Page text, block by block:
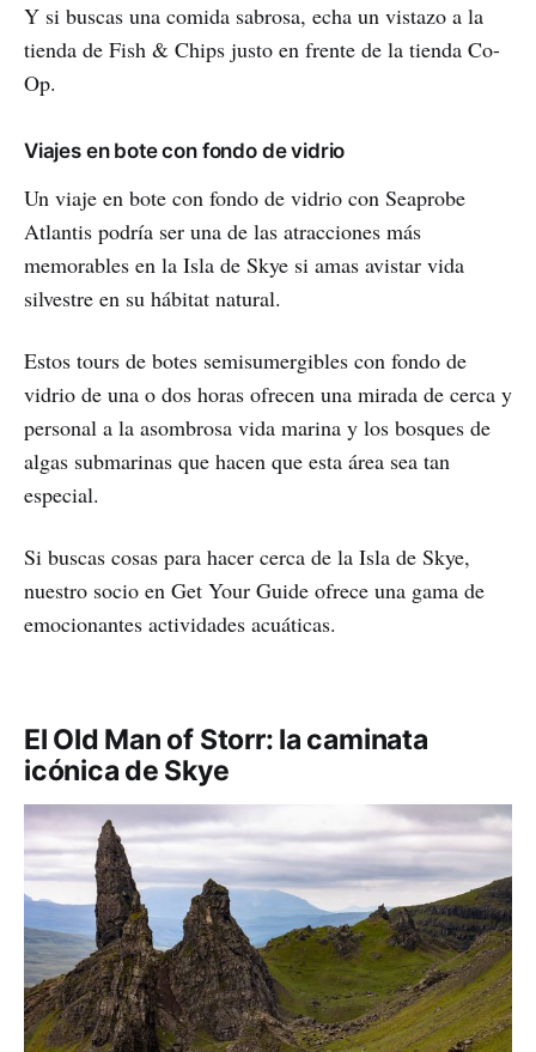
Y si buscas una comida sabrosa, echa un vistazo a la
tienda de Fish & Chips justo en frente de la tienda Co-
Op.
Viajes en bote con fondo de vidrio
Un viaje en bote con fondo de vidrio con Seaprobe
Atlantis podría ser una de las atracciones más
memorables en la Isla de Skye si amas avistar vida
silvestre en su hábitat natural.
Estos tours de botes semisumergibles con fondo de
vidrio de una o dos horas ofrecen una mirada de cerca y
personal a la asombrosa vida marina y los bosques de
algas submarinas que hacen que esta área sea tan
especial.
Si buscas cosas para hacer cerca de la Isla de Skye,
nuestro socio en Get Your Guide ofrece una gama de
emocionantes actividades acuáticas.
El Old Man of Storr: la caminata
icónica de Skye